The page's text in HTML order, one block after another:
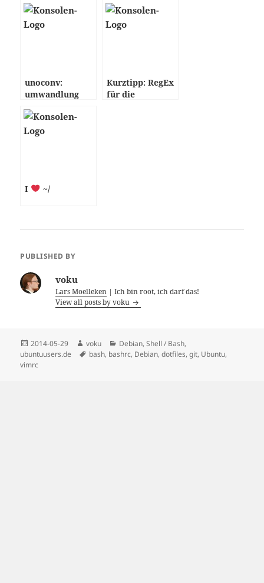
unoconv:
umwandlung
Dokument-
Formaten von
Kurztipp: RegEx
für die
I ~/
PUBLISHED BY
voku
Lars Moelleken | Ich bin root, ich darf das!
View all posts by voku
Posted
on
2014-05-29 Author
voku Categories
Debian,Shell / Bash,
ubuntuusers.de
Tags
bash, bashrc, Debian,dotfiles,git, Ubuntu,
vimrc